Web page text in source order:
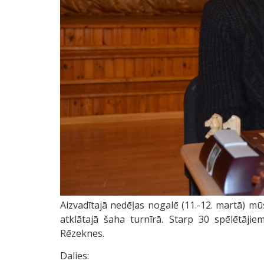
Aizvadītajā nedēļas nogalē (11.-12. martā)
atklātajā šaha turnīrā. Starp 30
Rēzeknes.
Dalies: